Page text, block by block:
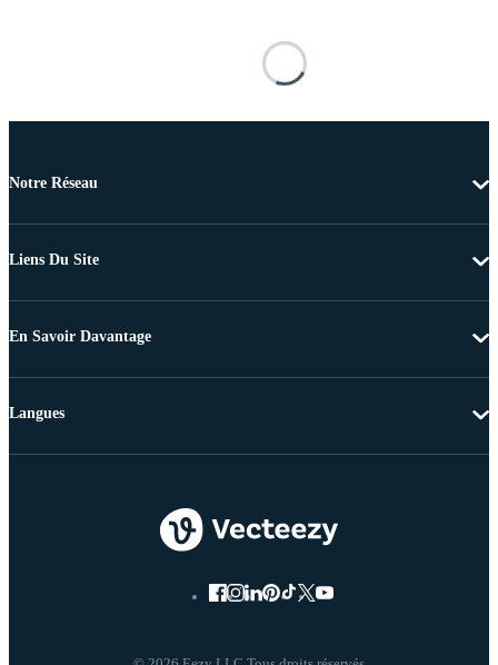
Notre Réseau
Liens Du Site
En Savoir Davantage
Langues